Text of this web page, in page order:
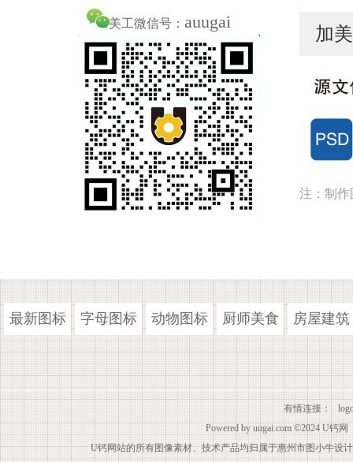
美工微信号： auugai
加
注：制作
最新图标 字母图标 动物图标 厨师美食 房屋建筑
有情连接：
Powered by uugai.com ©2024 U钙网
U钙网站的所有图像素材、技术产品均归属于惠州市图小牛设